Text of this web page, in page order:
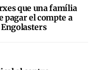
que una família
pagar el compte a